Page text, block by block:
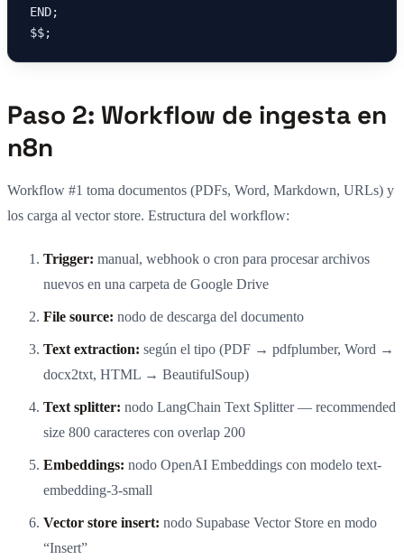
END;
$$;
Paso 2: Workflow de ingesta en
n8n
Workflow #1 toma documentos (PDFs, Word, Markdown, URLs) y
los carga al vector store. Estructura del workflow:
Trigger: manual, webhook o cron para procesar archivos
nuevos en una carpeta de Google Drive
File source: nodo de descarga del documento
Text extraction: según el tipo (PDF → pdfplumber, Word →
docx2txt, HTML → BeautifulSoup)
Text splitter: nodo LangChain Text Splitter — recommended
size 800 caracteres con overlap 200
Embeddings: nodo OpenAI Embeddings con modelo text-
embedding-3-small
Vector store insert: nodo Supabase Vector Store en modo
“Insert”